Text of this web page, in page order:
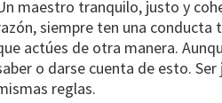
maestro tranquilo, justo y
siempre ten una conducta
actúes de otra manera.
o darse cuenta de esto.
reglas.